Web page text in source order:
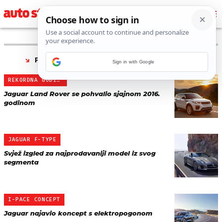
PRONAĐENO 10 REZULTATA ZA TAG “
REKORDNA GODINA
Jaguar Land Rover se pohvalio sjajnom 2016.
godinom
JAGUAR F-TYPE
Svjež izgled za najprodavaniji model iz svog
segmenta
I-PACE CONCEPT
Jaguar najavio koncept s elektropogonom
Sign in with Google